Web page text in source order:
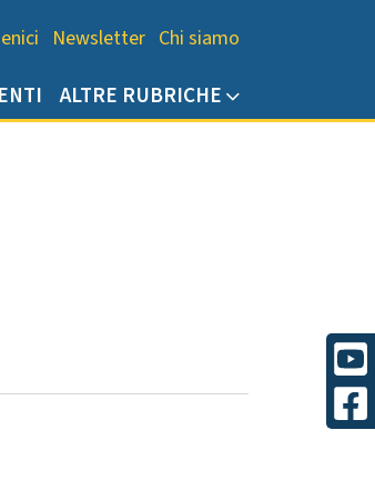
Newsletter Chi siamo
ALTRE RUBRICHE